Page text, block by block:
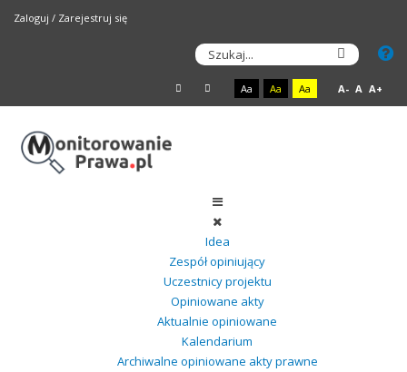
Zaloguj / Zarejestruj się
Aa Aa Aa A- A A+
Idea
Zespół opiniujący
Uczestnicy projektu
Opiniowane akty
Aktualnie opiniowane
Kalendarium
Archiwalne opiniowane akty prawne